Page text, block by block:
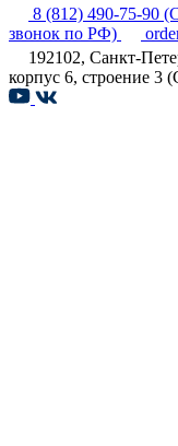
8 (812) 490-75-90
звонок по РФ)
192102, Санкт-
корпус 6, строение 3